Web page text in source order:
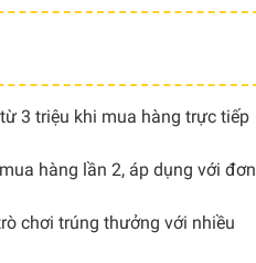
3 triệu khi mua hàng trực tiếp
hàng lần 2, áp dụng với đơn
chơi trúng thưởng với nhiều